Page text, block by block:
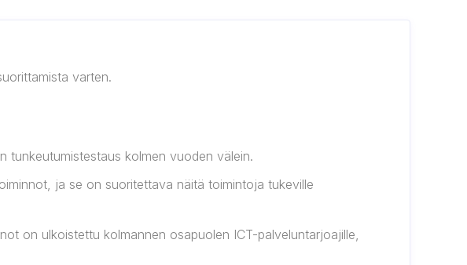
varten.
tunkeutumistestaus kolmen vuoden välein.
ja se on suoritettava näitä toimintoja tukeville
on ulkoistettu kolmannen osapuolen ICT-palveluntarjoajille,